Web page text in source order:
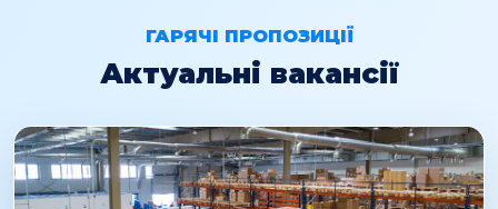
ГАРЯЧІ ПРОПОЗИЦІЇ
Актуальні вакансії